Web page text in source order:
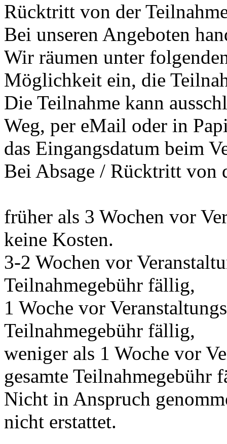
Rücktritt von der
Bei unseren Angeboten
Wir räumen unter
Möglichkeit ein, die
Die Teilnahme kann
Weg, per eMail oder in
das Eingangsdatum beim
Bei Absage / Rücktritt von
früher als 3 Wochen vor
keine Kosten.
3-2 Wochen vor
Teilnahmegebühr fällig,
1 Woche vor
Teilnahmegebühr fällig,
weniger als 1 Woche vor
gesamte Teilnahmegebühr
Nicht in Anspruch
nicht erstattet.